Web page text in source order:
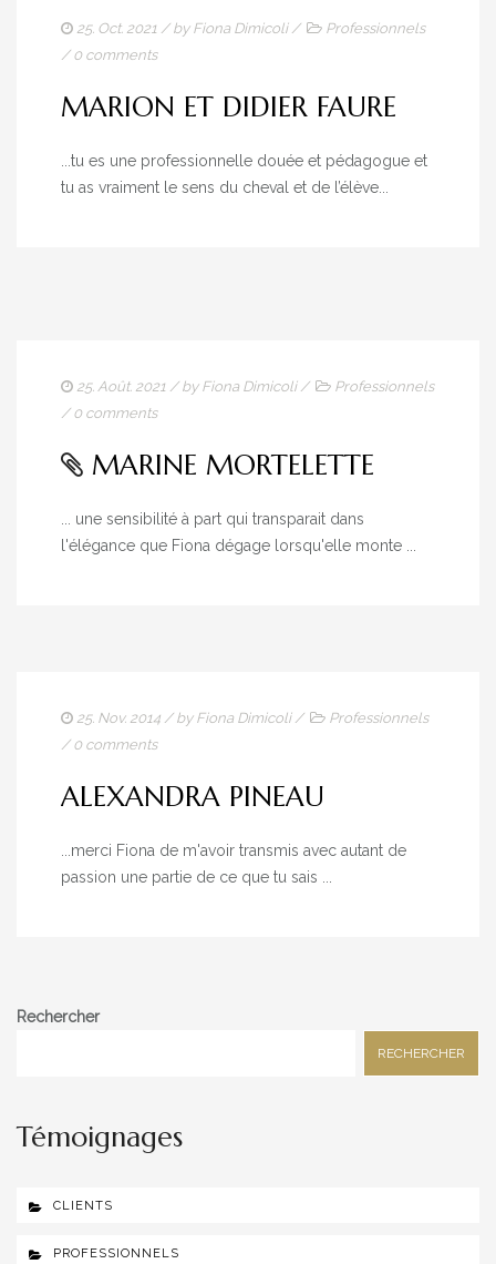
25. Oct. 2021 / by Fiona Dimicoli/
Professionnels
/ 0 comments
MARION ET DIDIER FAURE
...tu es une professionnelle douée et pédagogue et
tu as vraiment le sens du cheval et de l’élève...
25. Août. 2021 / by Fiona Dimicoli/
Professionnels
/ 0 comments
MARINE MORTELETTE
... une sensibilité à part qui transparait dans
l'élégance que Fiona dégage lorsqu'elle monte ...
25. Nov. 2014 / by Fiona Dimicoli/
Professionnels
/ 0 comments
ALEXANDRA PINEAU
...merci Fiona de m'avoir transmis avec autant de
passion une partie de ce que tu sais ...
Rechercher
RECHERCHER
Témoignages
CLIENTS
PROFESSIONNELS